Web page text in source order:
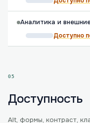
Аналитика и
Доступно
05
Доступность
Alt, формы, контраст,